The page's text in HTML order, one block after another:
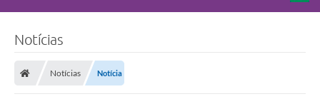
Notícias
Notícias Notícia